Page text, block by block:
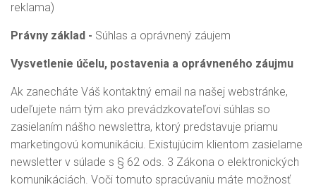
reklama)
Právny základ - Súhlas a oprávnený záujem
Vysvetlenie účelu, postavenia a oprávneného záujmu
Ak zanecháte Váš kontaktný email na našej webstránke,
udeľujete nám tým ako prevádzkovateľovi súhlas so
zasielaním nášho newslettra, ktorý predstavuje priamu
marketingovú komunikáciu. Existujúcim klientom zasielame
newsletter v súlade s § 62 ods. 3 Zákona o elektronických
komunikáciách. Voči tomuto spracúvaniu máte možnosť